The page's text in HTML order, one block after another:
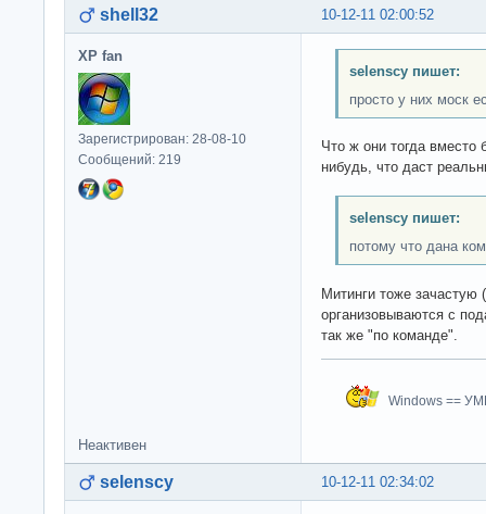
10-12-11 02:00:52
shell32
XP fan
Зарегистрирован: 28-08-10
Сообщений: 219
selenscy пишет:
просто у них моск
Что ж они тогда вместо
нибудь, что даст
selenscy пишет:
потому что дана
Митинги тоже
организовываются с
так же "по команде".
Windows ==
Неактивен
10-12-11 02:34:02
selenscy